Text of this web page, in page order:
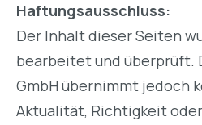
Haftungsausschluss:
Der Inhalt dieser Seiten
bearbeitet und überprüft.
GmbH übernimmt jedoch
Aktualität, Richtigkeit